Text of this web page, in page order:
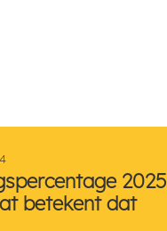
2025
betekent dat